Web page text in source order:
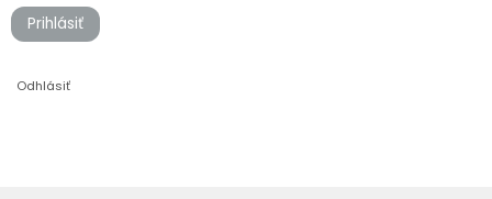
Prihlásiť
Odhlásiť